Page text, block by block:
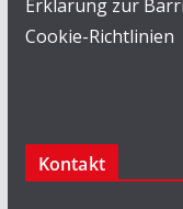
Erklärung zur
Cookie-Richtlinien
Kontakt